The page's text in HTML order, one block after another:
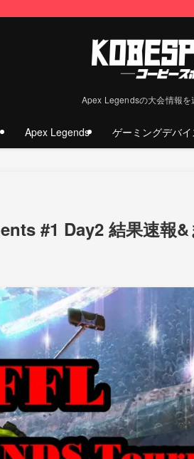
Apex Legendsの大会情報を
Apex Legends ゲーミングデバイ
#1 Day2 結果速報